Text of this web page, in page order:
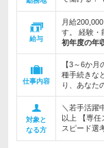
給与
月給
す。 経験・
初年度の年
仕事内容
【3～6か
種手続きな
り、あなた
対象と
なる方
＼若手活躍
以上 【専任
スピード選